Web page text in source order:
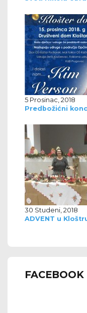
5 Prosinac, 2018
Predbožićni
30 Studeni, 2018
ADVENT u